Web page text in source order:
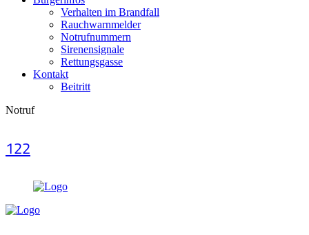
Verhalten im Brandfall
Rauchwarnmelder
Notrufnummern
Sirenensignale
Rettungsgasse
Kontakt
Beitritt
Notruf
122